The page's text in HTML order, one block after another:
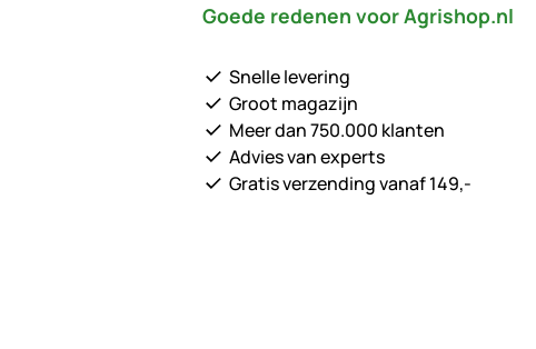
Goede redenen voor Agrishop.nl
Snelle levering
Groot magazijn
Meer dan 750.000 klanten
Advies van experts
Gratis verzending vanaf 149,-